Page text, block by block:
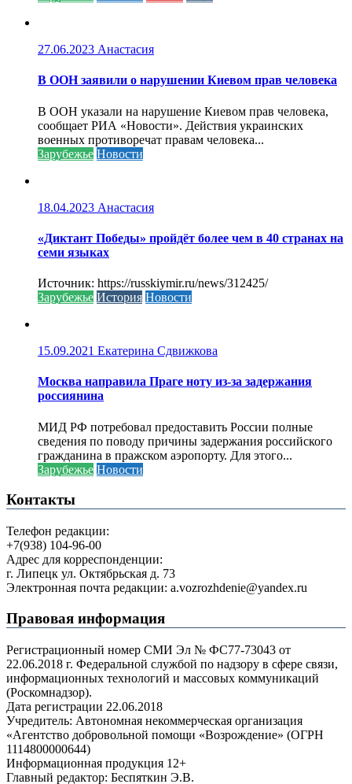
27.06.2023 Анастасия
В ООН заявили о нарушении Киевом прав человека
В ООН указали на нарушение Киевом прав человека,
сообщает РИА «Новости». Действия украинских
военных противоречат правам человека...
Зарубежье Новости
18.04.2023 Анастасия
«Диктант Победы» пройдёт более чем в 40 странах на
семи языках
Источник: https://russkiymir.ru/news/312425/
Зарубежье История Новости
15.09.2021 Екатерина Сдвижкова
Москва направила Праге ноту из-за задержания
россиянина
МИД РФ потребовал предоставить России полные
сведения по поводу причины задержания российского
гражданина в пражском аэропорту. Для этого...
Зарубежье Новости
Контакты
Телефон редакции:
+7(938) 104-96-00
Адрес для корреспонденции:
г. Липецк ул. Октябрьская д. 73
Электронная почта редакции: a.vozrozhdenie@yandex.ru
Правовая информация
Регистрационный номер СМИ Эл № ФС77-73043 от
22.06.2018 г. Федеральной службой по надзору в сфере связи,
информационных технологий и массовых коммуникаций
(Роскомнадзор).
Дата регистрации 22.06.2018
Учредитель: Автономная некоммерческая организация
«Агентство добровольной помощи «Возрождение» (ОГРН
1114800000644)
Информационная продукция 12+
Главный редактор: Беспяткин Э.В.